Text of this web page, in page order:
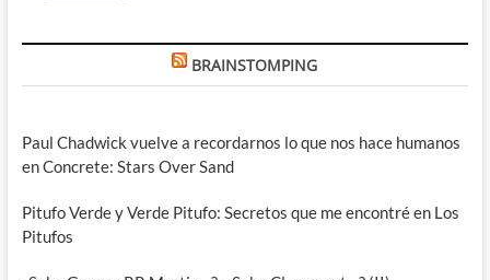
BRAINSTOMPING
Paul Chadwick vuelve a recordarnos lo que nos hace humanos
en Concrete: Stars Over Sand
Pitufo Verde y Verde Pitufo: Secretos que me encontré en Los
Pitufos